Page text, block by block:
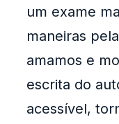
um exame
maneiras
amamos e
escrita do
acessível,